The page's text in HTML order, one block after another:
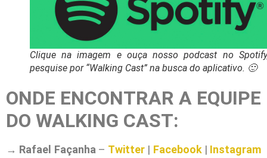
Clique na imagem e ouça nosso podcast no
pesquise por “Walking Cast” na busca do aplicativo. 🙂
ONDE ENCONTRAR A EQUIPE
DO WALKING CAST:
→ Rafael Façanha – Twitter | Facebook| Instagram